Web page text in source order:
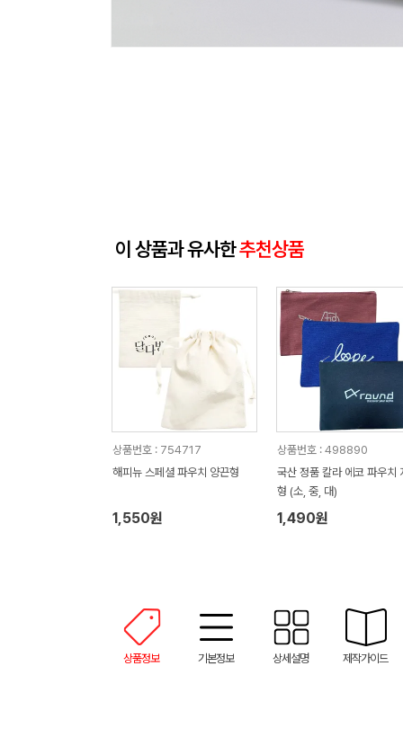
이 상품과 유사한추천상품
상품번호 : 754717
해피뉴 스페셜 파우치 양끈형
1,550원
상품번호 : 498890
국산 정품 칼라 에코 파우치
형 (소, 중, 대)
1,490원
상품정보 기본정보 상세설명 제작가이드